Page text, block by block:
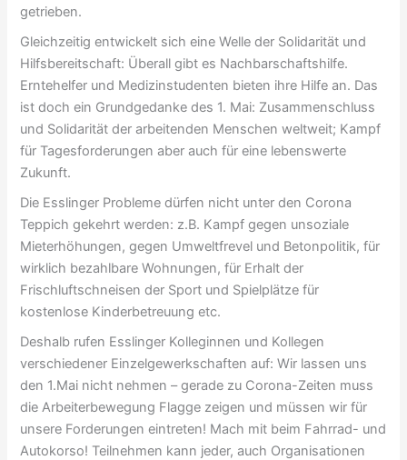
getrieben.
Gleichzeitig entwickelt sich eine Welle der Solidarität und
Hilfsbereitschaft: Überall gibt es Nachbarschaftshilfe.
Erntehelfer und Medizinstudenten bieten ihre Hilfe an. Das
ist doch ein Grundgedanke des 1. Mai: Zusammenschluss
und Solidarität der arbeitenden Menschen weltweit; Kampf
für Tagesforderungen aber auch für eine lebenswerte
Zukunft.
Die Esslinger Probleme dürfen nicht unter den Corona
Teppich gekehrt werden: z.B. Kampf gegen unsoziale
Mieterhöhungen, gegen Umweltfrevel und Betonpolitik, für
wirklich bezahlbare Wohnungen, für Erhalt der
Frischluftschneisen der Sport und Spielplätze für
kostenlose Kinderbetreuung etc.
Deshalb rufen Esslinger Kolleginnen und Kollegen
verschiedener Einzelgewerkschaften auf: Wir lassen uns
den 1.Mai nicht nehmen – gerade zu Corona-Zeiten muss
die Arbeiterbewegung Flagge zeigen und müssen wir für
unsere Forderungen eintreten! Mach mit beim Fahrrad- und
Autokorso! Teilnehmen kann jeder, auch Organisationen